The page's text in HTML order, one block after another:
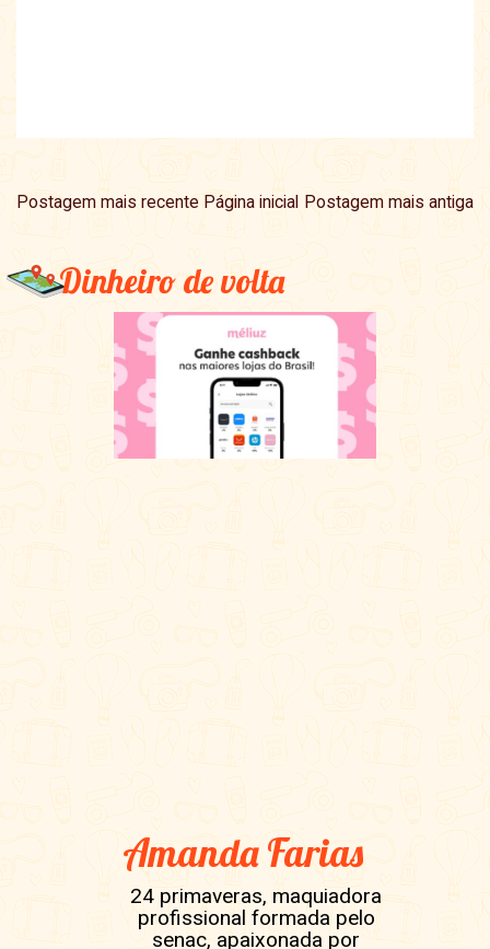
Postagem mais recente Postagem mais antiga
Página inicial
Dinheiro de volta
Amanda Farias
24 primaveras, maquiadora
profissional formada pelo
senac, apaixonada por